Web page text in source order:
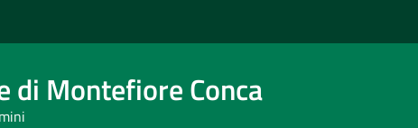
di Montefiore Conca